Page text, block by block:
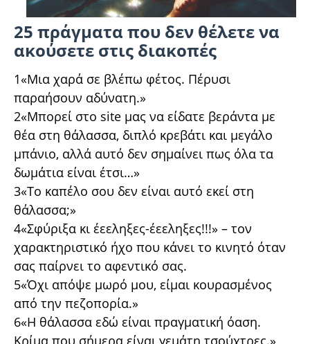
25 πράγματα που δεν θέλετε να
ακούσετε στις διακοπές
1«Μια χαρά σε βλέπω φέτος. Πέρυσι
παραήσουν αδύνατη.»
2«Μπορεί στο site μας να είδατε βεράντα με
θέα στη θάλασσα, διπλό κρεβάτι και μεγάλο
μπάνιο, αλλά αυτό δεν σημαίνει πως όλα τα
δωμάτια είναι έτσι…»
3«Το καπέλο σου δεν είναι αυτό εκεί στη
θάλασσα;»
4«Σφύριξα κι έεεληξες-έεεληξες!!!» – τον
χαρακτηριστικό ήχο που κάνει το κινητό όταν
σας παίρνει το αφεντικό σας.
5«Όχι απόψε μωρό μου, είμαι κουρασμένος
από την πεζοπορία.»
6«Η θάλασσα εδώ είναι πραγματική όαση.
Κρίμα που σήμερα είναι γεμάτη τσούχτρες.»